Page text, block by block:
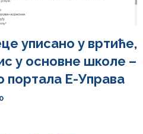
уписано у вртиће,
у основне школе –
портала Е-Управа